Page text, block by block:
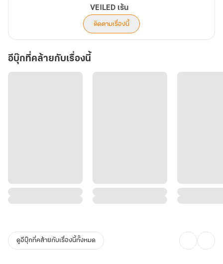
VEILED เร้น
ติดตามเรื่องนี้
อีบุ๊กที่คล้ายกับเรื่องนี้
ดูอีบุ๊กที่คล้ายกับเรื่องนี้ทั้งหมด